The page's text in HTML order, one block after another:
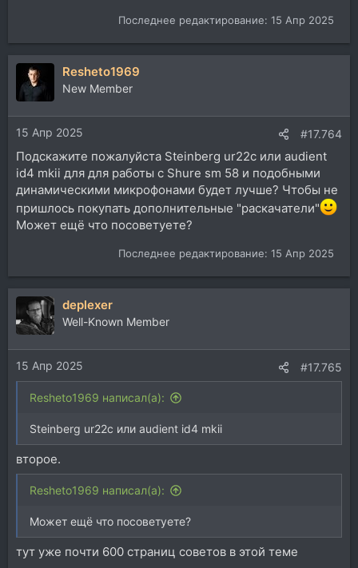
Последнее редактирование: 15 Апр 2025
Resheto1969
New Member
15 Апр 2025 #17.764
Подскажите пожалуйста Steinberg ur22c или audient
id4 mkii для для работы с Shure sm 58 и подобными
динамическими микрофонами будет лучше? Чтобы не
пришлось покупать дополнительные "раскачатели"
Может ещё что посоветуете?
Последнее редактирование: 15 Апр 2025
deplexer
Well-Known Member
15 Апр 2025 #17.765
Resheto1969 написал(а):
Steinberg ur22c или audient id4 mkii
второе.
Resheto1969 написал(а):
Может ещё что посоветуете?
тут уже почти 600 страниц советов в этой теме